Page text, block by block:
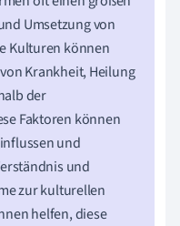
Umsetzung von
Kulturen können
Krankheit, Heilung
der
Faktoren können
und
und
zur kulturellen
helfen, diese